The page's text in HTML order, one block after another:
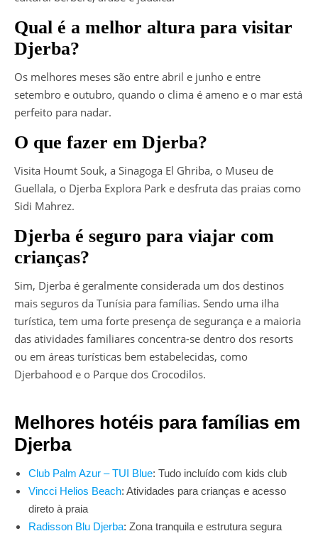
Qual é a melhor altura para visitar
Djerba?
Os melhores meses são entre abril e junho e entre
setembro e outubro, quando o clima é ameno e o mar está
perfeito para nadar.
O que fazer em Djerba?
Visita Houmt Souk, a Sinagoga El Ghriba, o Museu de
Guellala, o Djerba Explora Park e desfruta das praias como
Sidi Mahrez.
Djerba é seguro para viajar com
crianças?
Sim, Djerba é geralmente considerada um dos destinos
mais seguros da Tunísia para famílias. Sendo uma ilha
turística, tem uma forte presença de segurança e a maioria
das atividades familiares concentra-se dentro dos resorts
ou em áreas turísticas bem estabelecidas, como
Djerbahood e o Parque dos Crocodilos.
Melhores hotéis para famílias em
Djerba
Club Palm Azur – TUI Blue: Tudo incluído com kids club
Vincci Helios Beach: Atividades para crianças e acesso
direto à praia
Radisson Blu Djerba: Zona tranquila e estrutura segura